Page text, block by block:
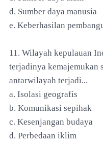
d. Sumber daya manusia
e. Keberhasilan
11. Wilayah kepulauan
terjadinya kemajemukan
antarwilayah terjadi...
a. Isolasi geografis
b. Komunikasi sepihak
c. Kesenjangan budaya
d. Perbedaan iklim